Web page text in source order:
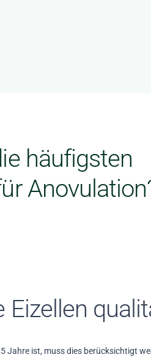
häufigsten
Eizellen
Jahre ist, muss dies berücksichtigt